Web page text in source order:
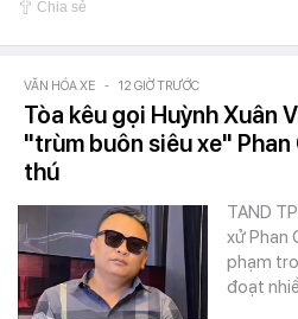
Chia sẻ
VĂN HÓA XE - 12 GIỜ TRƯỚC
Tòa kêu gọi Huỳnh Xuân
"trùm buôn siêu xe"
thú
TAND
xử Phan
phạm
đoạt